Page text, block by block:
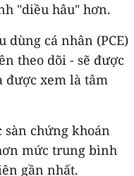
"diều hâu" hơn.
dùng cá nhân (PCE)
theo dõi - sẽ được
được xem là tâm
chứng khoán
mức trung bình
gần nhất.